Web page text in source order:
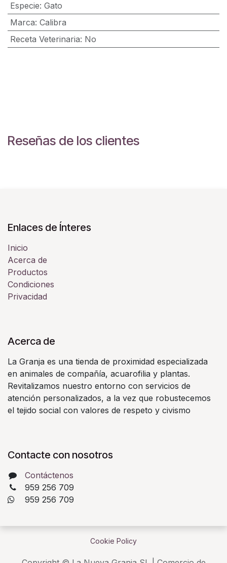
Especie: Gato
Marca: Calibra
Receta Veterinaria: No
Reseñas de los clientes
Enlaces de Ínteres
Inicio
Acerca de
Productos
Condiciones
Privacidad
Acerca de
La Granja es una tienda de proximidad especializada
en animales de compañía, acuarofilia y plantas.
Revitalizamos nuestro entorno con servicios de
atención personalizados, a la vez que robustecemos
el tejido social con valores de respeto y civismo
Contacte con nosotros
Contáctenos
959 256 709
​ 959 256 709
Cookie Policy